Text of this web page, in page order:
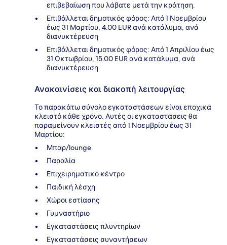
επιβεβαίωση που λάβατε μετά την κράτηση.
Επιβάλλεται δημοτικός φόρος: Από 1 Νοεμβρίου
έως 31 Μαρτίου, 4.00 EUR ανά κατάλυμα, ανά
διανυκτέρευση
Επιβάλλεται δημοτικός φόρος: Από 1 Απριλίου έως
31 Οκτωβρίου, 15.00 EUR ανά κατάλυμα, ανά
διανυκτέρευση
Ανακαινίσεις και διακοπή λειτουργίας
Το παρακάτω σύνολο εγκαταστάσεων είναι εποχικά
κλειστό κάθε χρόνο. Αυτές οι εγκαταστάσεις θα
παραμείνουν κλειστές από 1 Νοεμβρίου έως 31
Μαρτίου:
Μπαρ/lounge
Παραλία
Επιχειρηματικό κέντρο
Παιδική λέσχη
Χώροι εστίασης
Γυμναστήριο
Εγκαταστάσεις πλυντηρίων
Εγκαταστάσεις συναντήσεων